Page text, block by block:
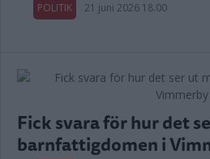
POLITIK 21 juni 2026 18.00
Fick svara för hur det
barnfattigdomen i